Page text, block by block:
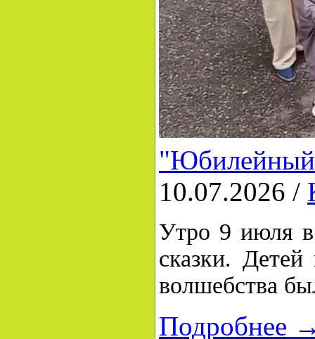
"Юбилейный
10.07.2026 /
Утро 9 июля в
сказки.
волшебства
Подробнее